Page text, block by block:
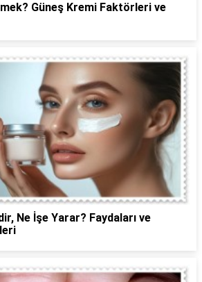
Güneş Kremi Faktörleri ve
Ne İşe Yarar? Faydaları ve